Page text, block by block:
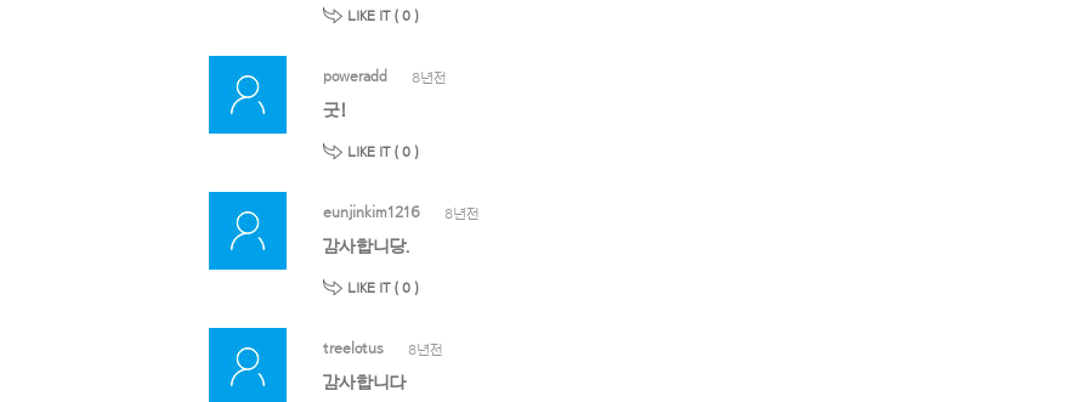
LIKE IT ( 0 )
poweradd 8년전
굿!
LIKE IT ( 0 )
eunjinkim1216 8년전
감사합니당.
LIKE IT ( 0 )
treelotus 8년전
감사합니다